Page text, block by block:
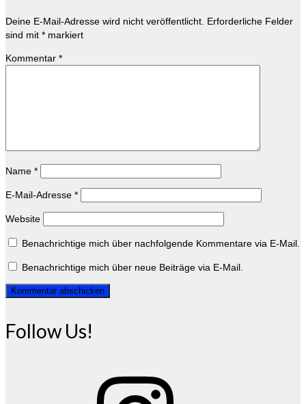
Deine E-Mail-Adresse wird nicht veröffentlicht. Erforderliche Felder
sind mit * markiert
Kommentar *
Name *
E-Mail-Adresse *
Website
Benachrichtige mich über nachfolgende Kommentare via E-Mail.
Benachrichtige mich über neue Beiträge via E-Mail.
Follow Us!